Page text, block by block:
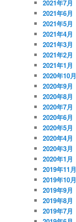
2021年7月
2021年6月
2021年5月
2021年4月
2021年3月
2021年2月
2021年1月
2020年10月
2020年9月
2020年8月
2020年7月
2020年6月
2020年5月
2020年4月
2020年3月
2020年1月
2019年11月
2019年10月
2019年9月
2019年8月
2019年7月